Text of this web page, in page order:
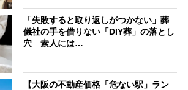
「失敗すると取り返しがつかない」葬
儀社の手を借りない「DIY葬」の落とし
穴 素人には…
【大阪の不動産価格「危ない駅」ラン